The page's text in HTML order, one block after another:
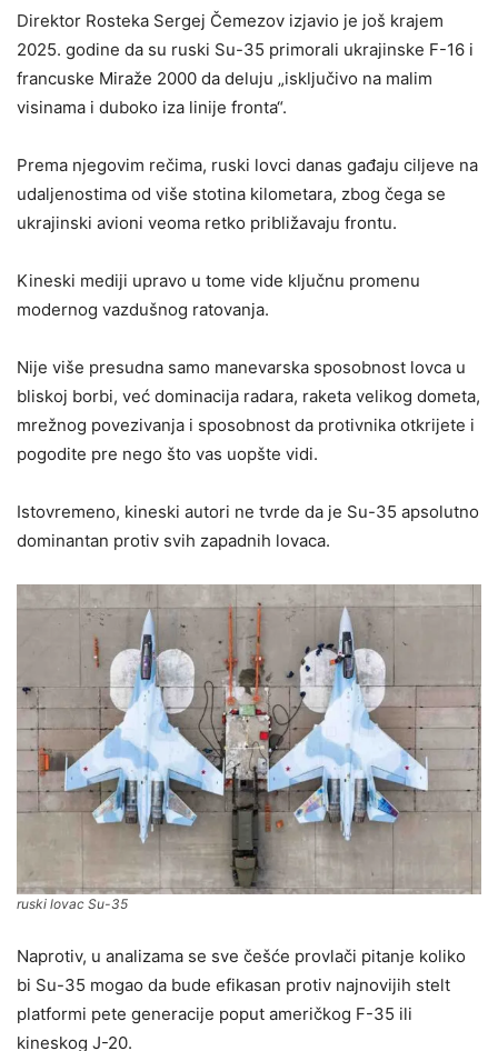
Direktor Rosteka Sergej Čemezov izjavio je još krajem
2025. godine da su ruski Su-35 primorali ukrajinske F-16 i
francuske Miraže 2000 da deluju „isključivo na malim
visinama i duboko iza linije fronta“.
Prema njegovim rečima, ruski lovci danas gađaju ciljeve na
udaljenostima od više stotina kilometara, zbog čega se
ukrajinski avioni veoma retko približavaju frontu.
Kineski mediji upravo u tome vide ključnu promenu
modernog vazdušnog ratovanja.
Nije više presudna samo manevarska sposobnost lovca u
bliskoj borbi, već dominacija radara, raketa velikog dometa,
mrežnog povezivanja i sposobnost da protivnika otkrijete i
pogodite pre nego što vas uopšte vidi.
Istovremeno, kineski autori ne tvrde da je Su-35 apsolutno
dominantan protiv svih zapadnih lovaca.
ruski lovac Su-35
Naprotiv, u analizama se sve češće provlači pitanje koliko
bi Su-35 mogao da bude efikasan protiv najnovijih stelt
platformi pete generacije poput američkog F-35 ili
kineskog J-20.